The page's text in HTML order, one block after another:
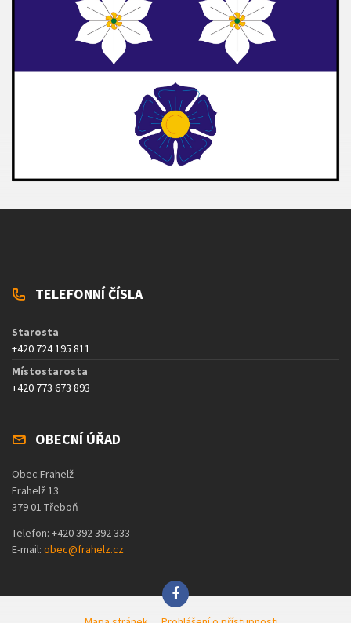
TELEFONNÍ ČÍSLA
Starosta
+420 724 195 811
Místostarosta
+420 773 673 893
OBECNÍ ÚŘAD
Obec Frahelž
Frahelž 13
379 01 Třeboň
Telefon: +420 392 392 333
E-mail: obec@frahelz.cz